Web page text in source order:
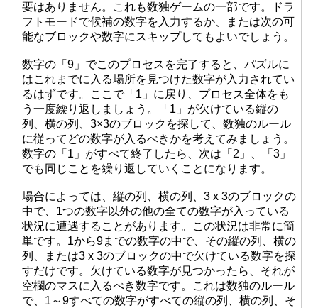
要はありません。これも数独ゲームの一部です。ドラ
フトモードで候補の数字を入力するか、または次の可
能なブロックや数字にスキップしてもよいでしょう。
数字の「9」でこのプロセスを完了すると、パズルに
はこれまでに入る場所を見つけた数字が入力されてい
るはずです。ここで「1」に戻り、プロセス全体をも
う一度繰り返しましょう。「1」が欠けている縦の
列、横の列、3×3のブロックを探して、数独のルール
に従ってどの数字が入るべきかを考えてみましょう。
数字の「1」がすべて終了したら、次は「2」、「3」
でも同じことを繰り返していくことになります。
場合によっては、縦の列、横の列、3 x 3のブロックの
中で、1つの数字以外の他の全ての数字が入っている
状況に遭遇することがあります。この状況は非常に簡
単です。1から9までの数字の中で、その縦の列、横の
列、または3 x 3のブロックの中で欠けている数字を探
すだけです。欠けている数字が見つかったら、それが
空欄のマスに入るべき数字です。これは数独のルール
で、1～9すべての数字がすべての縦の列、横の列、そ